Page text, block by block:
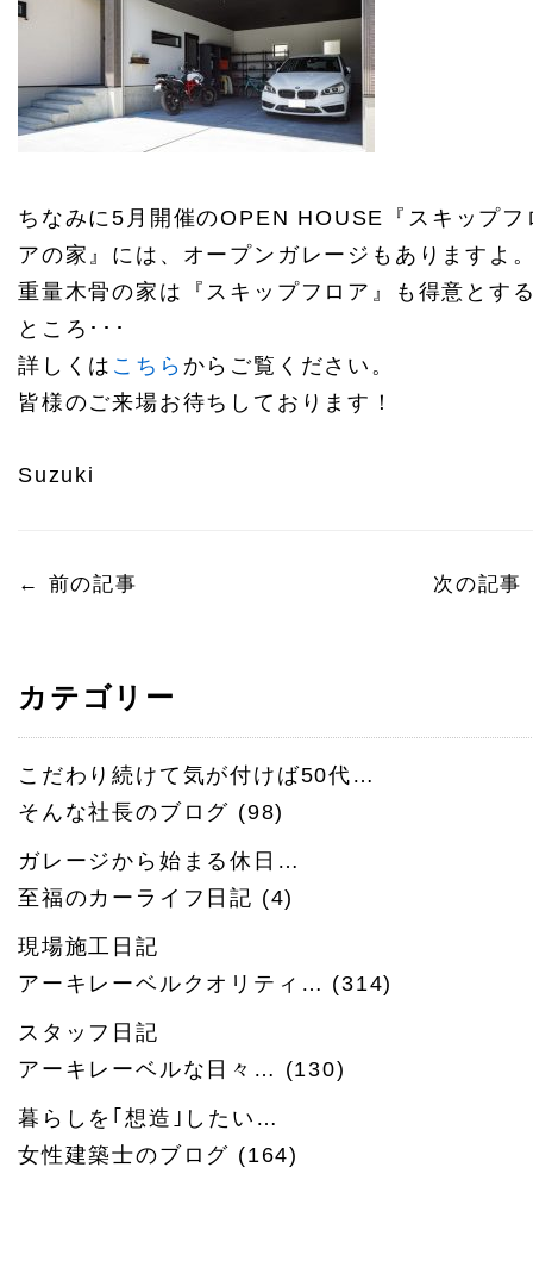
ちなみに5月開催のOPEN HOUSE『スキップフ
アの家』には、オープンガレージもありますよ
重量木骨の家は『スキップフロア』も得意とす
ところ･･･
詳しくは こちら からご覧ください。
皆様のご来場お待ちしております！
Suzuki
← 前の記事 次の記事
カテゴリー
こだわり続けて気が付けば50代…
そんな社長のブログ (98)
ガレージから始まる休日…
至福のカーライフ日記 (4)
現場施工日記
アーキレーベルクオリティ… (314)
スタッフ日記
アーキレーベルな日々… (130)
暮らしを｢想造｣したい…
女性建築士のブログ (164)